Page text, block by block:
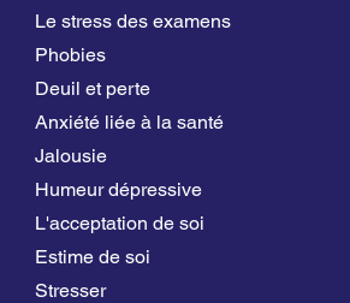
Le stress des examens
Phobies
Deuil et perte
Anxiété liée à la santé
Jalousie
Humeur dépressive
L'acceptation de soi
Estime de soi
Stresser